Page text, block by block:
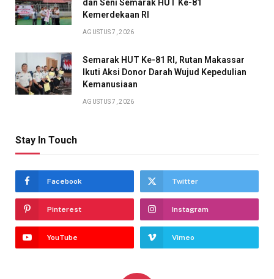
dan Seni Semarak HUT Ke-81
Kemerdekaan RI
AGUSTUS 7, 2026
Semarak HUT Ke-81 RI, Rutan Makassar
Ikuti Aksi Donor Darah Wujud Kepedulian
Kemanusiaan
AGUSTUS 7, 2026
Stay In Touch
Facebook Twitter
Pinterest Instagram
YouTube Vimeo